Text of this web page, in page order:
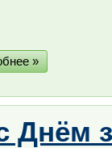
»
Днём